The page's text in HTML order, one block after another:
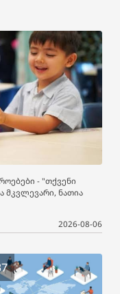
- "თქვენი
მკვლევარი, ნათია
2026-08-06